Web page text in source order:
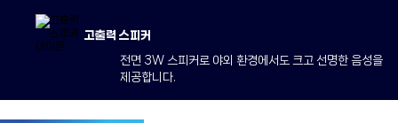
고출력 스피커
전면 3W 스피커로 야외 환경에서도 크고 선명한 음성을
제공합니다.